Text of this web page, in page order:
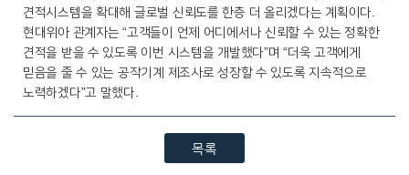
견적시스템을 확대해 글로벌 신뢰도를 한층 더 올리겠다는 계획이다.
현대위아 관계자는 “고객들이 언제 어디에서나 신뢰할 수 있는 정확한
견적을 받을 수 있도록 이번 시스템을 개발했다”며 “더욱 고객에게
믿음을 줄 수 있는 공작기계 제조사로 성장할 수 있도록 지속적으로
노력하겠다”고 말했다.
목록